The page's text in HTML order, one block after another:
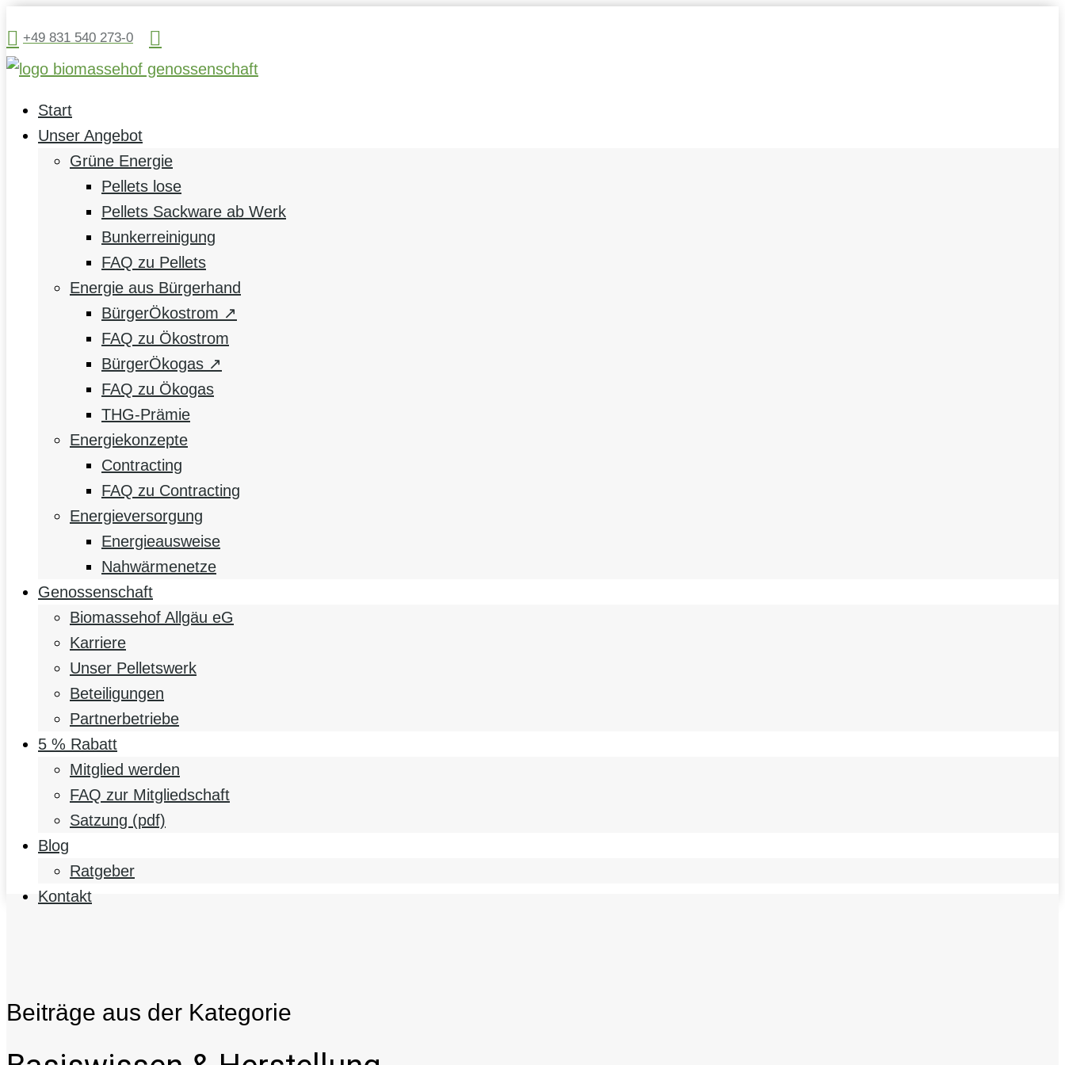
 +49 831 540 273-0 
Start
Unser Angebot
Grüne Energie
Pellets lose
Pellets Sackware ab Werk
Bunkerreinigung
FAQ zu Pellets
Energie aus Bürgerhand
BürgerÖkostrom ↗
FAQ zu Ökostrom
BürgerÖkogas ↗
FAQ zu Ökogas
THG-Prämie
Energiekonzepte
Contracting
FAQ zu Contracting
Energieversorgung
Energieausweise
Nahwärmenetze
Genossenschaft
Biomassehof Allgäu eG
Karriere
Unser Pelletswerk
Beteiligungen
Partnerbetriebe
5 % Rabatt
Mitglied werden
FAQ zur Mitgliedschaft
Satzung (pdf)
Blog
Ratgeber
Kontakt
Beiträge aus der Kategorie